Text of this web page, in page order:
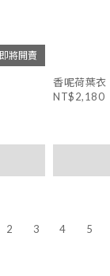
即將開賣
香呢荷葉衣
NT$2,180
2 3 4 5